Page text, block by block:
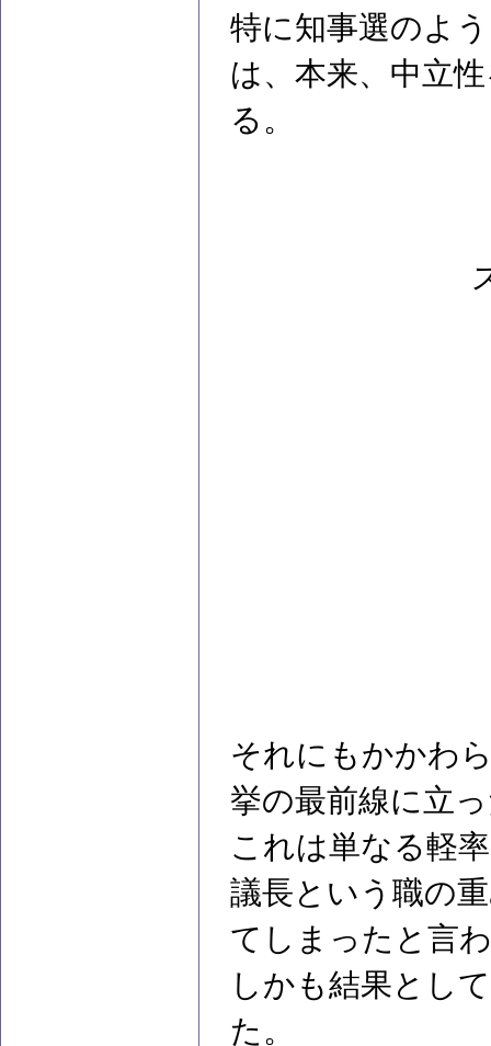
特に知事選のよ
は、本来、中立
る。
それにもかかわ
挙の最前線に立
これは単なる軽
議長という職の
てしまったと言
しかも結果とし
た。